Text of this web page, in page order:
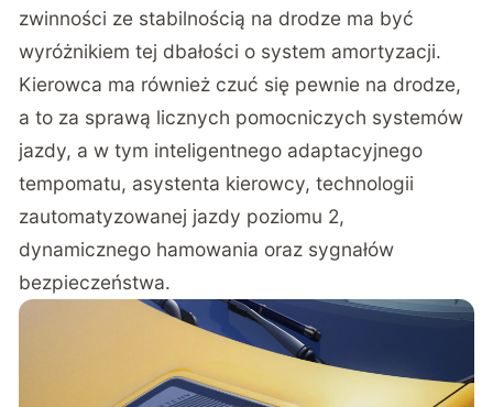
zwinności ze stabilnością na drodze ma być
wyróżnikiem tej dbałości o system amortyzacji.
Kierowca ma również czuć się pewnie na drodze,
a to za sprawą licznych pomocniczych systemów
jazdy, a w tym inteligentnego adaptacyjnego
tempomatu, asystenta kierowcy, technologii
zautomatyzowanej jazdy poziomu 2,
dynamicznego hamowania oraz sygnałów
bezpieczeństwa.